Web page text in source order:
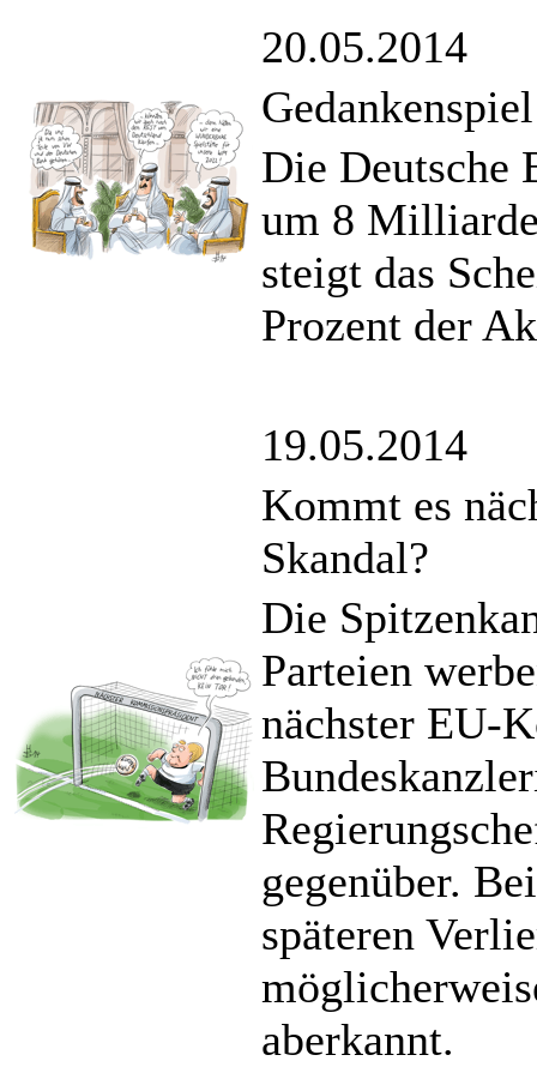
20.05.2014
Die Deutsche
um 8
steigt das
Prozent der
19.05.2014
Kommt es
Skandal?
Die
Parteien
nächster EU-
gegenüber.
späteren
aberkannt.